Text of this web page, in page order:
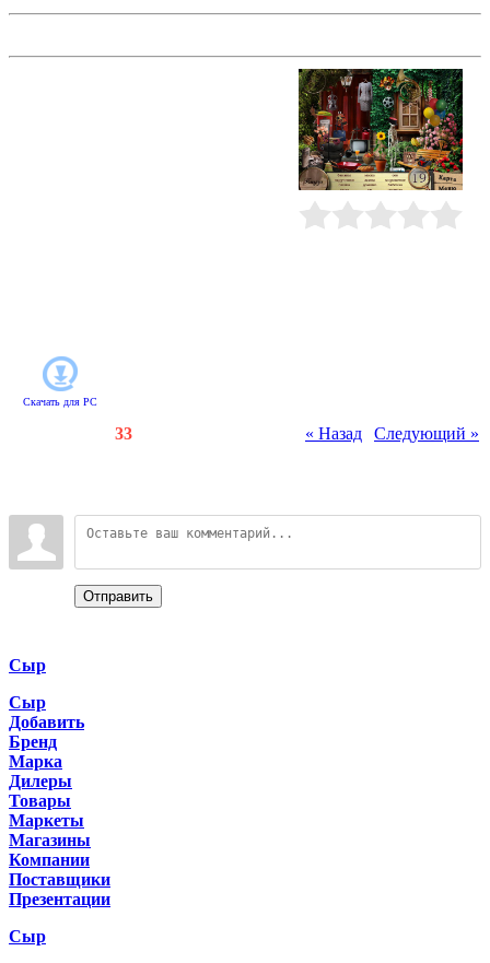
Скачать для PC
« Назад Следующий »
33
Отправить
Сыр
Сыр
Добавить
Бренд
Марка
Дилеры
Товары
Маркеты
Магазины
Компании
Поставщики
Презентации
Сыр